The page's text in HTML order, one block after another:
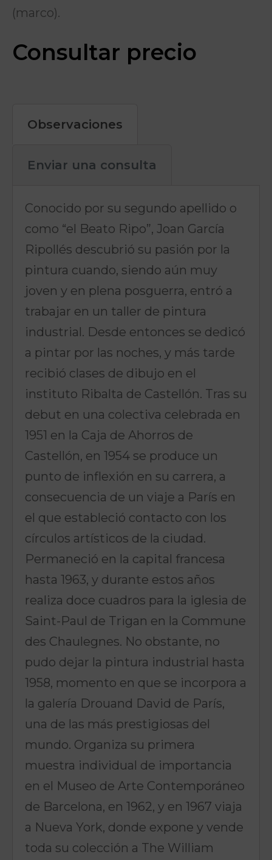
(marco).
Consultar precio
Observaciones
Enviar una consulta
Conocido por su segundo apellido o
como “el Beato Ripo”, Joan García
Ripollés descubrió su pasión por la
pintura cuando, siendo aún muy
joven y en plena posguerra, entró a
trabajar en un taller de pintura
industrial. Desde entonces se dedicó
a pintar por las noches, y más tarde
recibió clases de dibujo en el
instituto Ribalta de Castellón. Tras su
debut en una colectiva celebrada en
1951 en la Caja de Ahorros de
Castellón, en 1954 se produce un
punto de inflexión en su carrera, a
consecuencia de un viaje a París en
el que estableció contacto con los
círculos artísticos de la ciudad.
Permaneció en la capital francesa
hasta 1963, y durante estos años
realiza doce cuadros para la iglesia de
Saint-Paul de Trigan en la Commune
des Chaulegnes. No obstante, no
pudo dejar la pintura industrial hasta
1958, momento en que se incorpora a
la galería Drouand David de París,
una de las más prestigiosas del
mundo. Organiza su primera
muestra individual de importancia
en el Museo de Arte Contemporáneo
de Barcelona, en 1962, y en 1967 viaja
a Nueva York, donde expone y vende
toda su colección a The William